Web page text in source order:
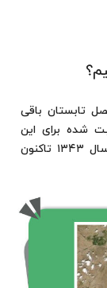
تابستان باقی
شده برای این
دریاچه در تمام دوران ثبت روزانه این داده از سال ۱۳۴۳ تاکنون